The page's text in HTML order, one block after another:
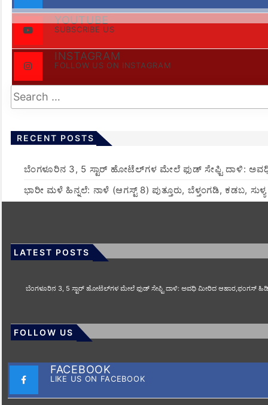
YOUTUBE
SUBSCRIBE US
INSTAGRAM
FOLLOW US ON INSTAGRAM
RECENT POSTS
​ಬೆಂಗಳೂರಿನ 3, 5 ಸ್ಟಾರ್ ಹೋಟೆಲ್‌ಗಳ ಮೇಲೆ ಫುಡ್ ಸೇಫ್ಟಿ ದಾಳಿ:
​ಭಾರೀ ಮಳೆ ಹಿನ್ನಲೆ: ನಾಳೆ (ಆಗಸ್ಟ್ 8) ಪುತ್ತೂರು, ಬೆಳ್ತಂಗಡಿ, ಕಡಬ,
LATEST POSTS
​ಬೆಂಗಳೂರಿನ 3, 5 ಸ್ಟಾರ್ ಹೋಟೆಲ್‌ಗಳ ಮೇಲೆ ಫುಡ್ ಸೇಫ್ಟಿ ದಾಳಿ: ಅವಧಿ ಮೀರಿದ ಆಹಾರ,ಫಂಗಸ್
FOLLOW US
FACEBOOK
LIKE US ON FACEBOOK